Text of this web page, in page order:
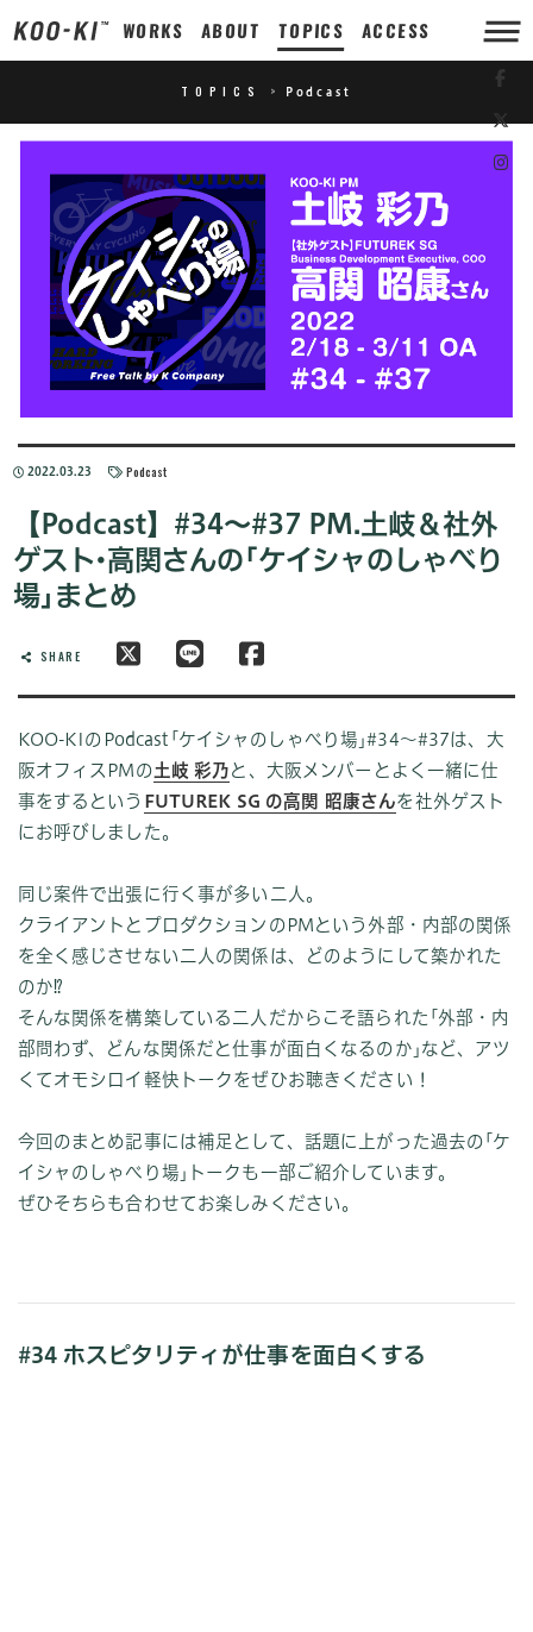
WORKS ABOUT TOPICS ACCESS
TOPICS > Podcast
2022.03.23 Podcast
【Podcast】#34〜#37 PM.土岐＆社外
ゲスト•高関さんの｢ケイシャのしゃべり
場｣まとめ
SHARE
KOO-KIのPodcast｢ケイシャのしゃべり場｣#34〜#37は、大
阪オフィスPMの土岐 彩乃 と、大阪メンバーとよく一緒に仕
事をするという FUTUREK SG の高関 昭康さんを社外ゲスト
にお呼びしました。
同じ案件で出張に行く事が多い二人。
クライアントとプロダクションのPMという外部・内部の関係
を全く感じさせない二人の関係は、どのようにして築かれた
のか⁉️
そんな関係を構築している二人だからこそ語られた｢外部・内
部問わず、どんな関係だと仕事が面白くなるのか｣など、アツ
くてオモシロイ軽快トークをぜひお聴きください！
今回のまとめ記事には補足として、話題に上がった過去の｢ケ
イシャのしゃべり場｣トークも一部ご紹介しています。
ぜひそちらも合わせてお楽しみください。
#34 ホスピタリティが仕事を面白くする